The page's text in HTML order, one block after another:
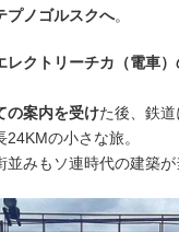
プノゴルスクへ。
レクトリーチカ（電車
の案内を受けた後、鉄
の小さな旅。
みもソ連時代の建築が